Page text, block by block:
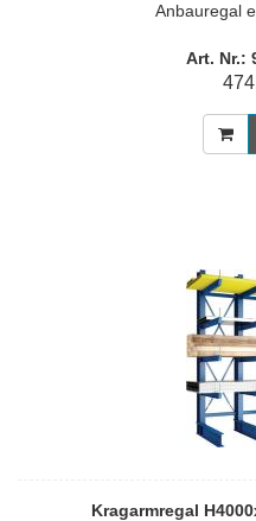
Anbauregal
Art. Nr.:
Kragarmregal